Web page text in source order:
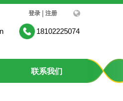
18102225074
登录 | 注册
联系我们